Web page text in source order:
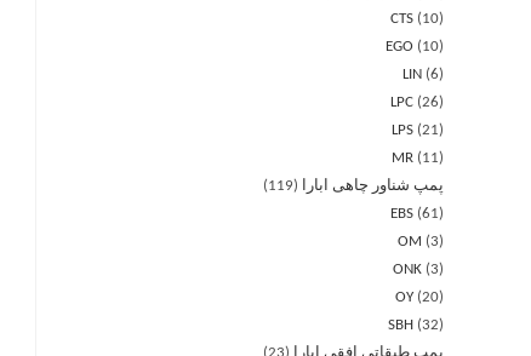
CTS
10
EGO
10
LIN 6
LPC 26
LPS 21
MR
11
پمپ شناور چاهی ابارا
119
EBS 61
OM
3
ONK 3
OY 20
SBH 32